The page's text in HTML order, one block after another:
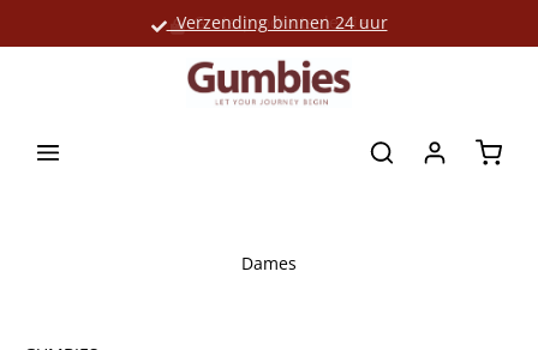
Verzending binnen 24 uur
Grote productselectie
Dames